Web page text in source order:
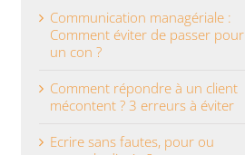
Communication managériale :
Comment éviter de passer pour
un con ?
Comment répondre à un client
mécontent ? 3 erreurs à éviter
Ecrire sans fautes, pour ou